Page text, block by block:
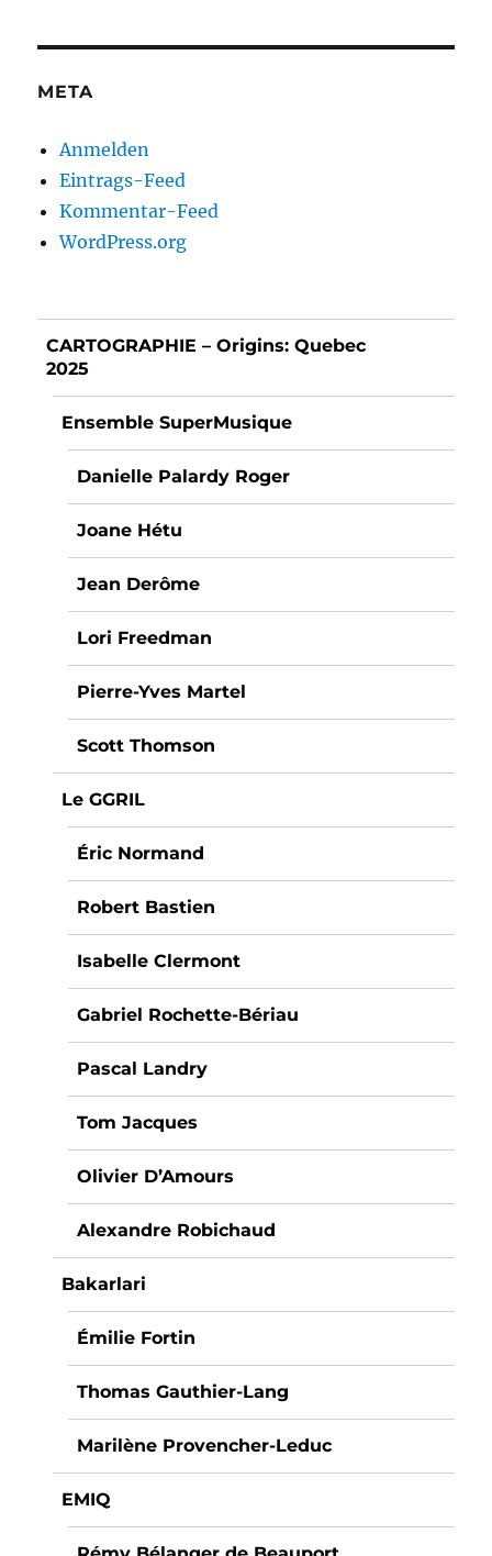
META
Anmelden
Eintrags-Feed
Kommentar-Feed
WordPress.org
CARTOGRAPHIE – Origins: Quebec
2025
Ensemble SuperMusique
Danielle Palardy Roger
Joane Hétu
Jean Derôme
Lori Freedman
Pierre-Yves Martel
Scott Thomson
Le GGRIL
Éric Normand
Robert Bastien
Isabelle Clermont
Gabriel Rochette-Bériau
Pascal Landry
Tom Jacques
Olivier D’Amours
Alexandre Robichaud
Bakarlari
Émilie Fortin
Thomas Gauthier-Lang
Marilène Provencher-Leduc
EMIQ